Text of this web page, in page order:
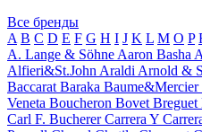
Все бренды
A B C D E F G H I J K L M O P
A. Lange & Söhne Aaron Basha
Alfieri&St.John Araldi Arnold &
Baccarat Baraka Baume&Mercier
Veneta Boucheron Bovet Breguet
Carl F. BuchererCarrera Y